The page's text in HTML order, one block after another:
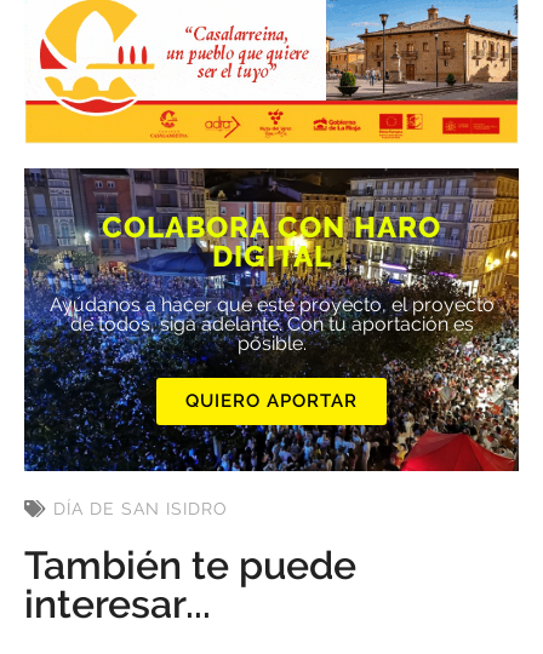
COLABORA CON HARO
DIGITAL
Ayúdanos a hacer que este proyecto, el proyecto
de todos, siga adelante. Con tu aportación es
posible.
QUIERO APORTAR
DÍA DE SAN ISIDRO
También te puede
interesar...